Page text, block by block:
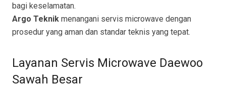
bagi keselamatan.
Argo Teknik menangani servis microwave dengan
prosedur yang aman dan standar teknis yang tepat.
Layanan Servis Microwave Daewoo
Sawah Besar